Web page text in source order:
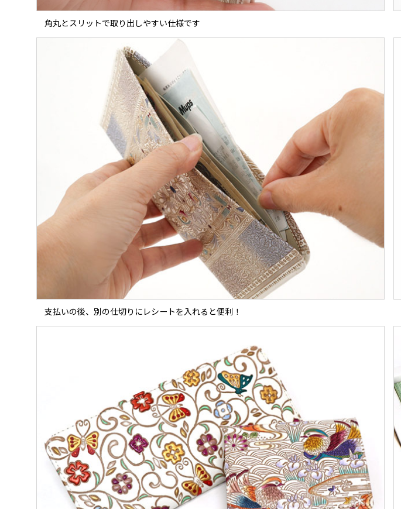
角丸とスリットで取り出しやすい仕様です
支払いの後、別の仕切りにレシートを入れると便利！